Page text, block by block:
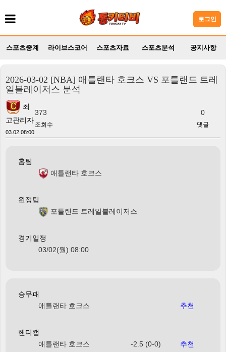
로그인
스포츠중계 라이브스코어 스포츠자료 스포츠분석 공지사항
2026-03-02 [NBA] 애틀랜타 호크스 VS 포틀랜드 트레
일블레이저스 분석
최
고관리자
03.02 08:00
373
조회수
0
댓글
홈팀
애틀랜타 호크스
원정팀
포틀랜드 트레일블레이저스
경기일정
03/02(월) 08:00
승무패
애틀랜타 호크스
추천
핸디캡
애틀랜타 호크스
-2.5 (0-0) 추천